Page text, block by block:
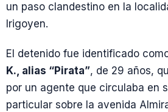
un paso clandestino en la
Irigoyen.
El detenido fue identificado
K., alias “Pirata”, de 29 años,
por un agente que circulaba en
particular sobre la avenida